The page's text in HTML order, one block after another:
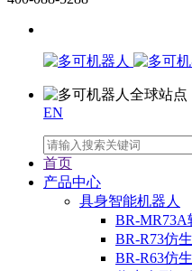
EN
首页
产品中心
具身智能机器人
BR-MR73A
BR-R73仿
BR-R63仿